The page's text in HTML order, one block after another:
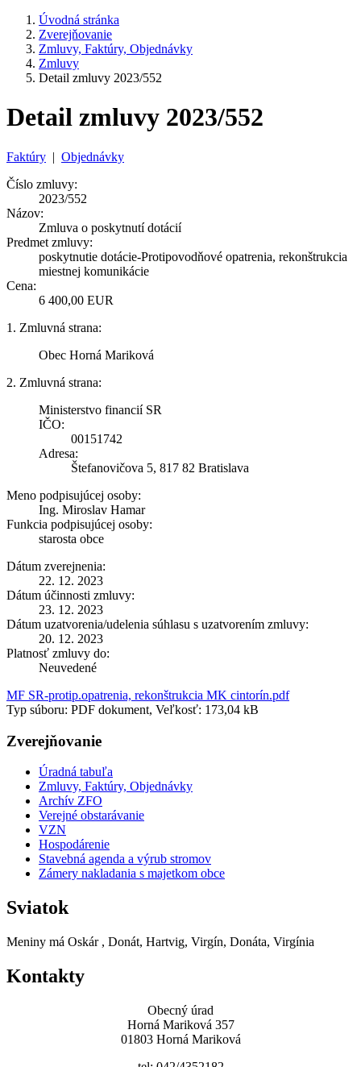
Úvodná stránka
Zverejňovanie
Zmluvy, Faktúry, Objednávky
Zmluvy
Detail zmluvy 2023/552
Detail zmluvy 2023/552
Faktúry | Objednávky
Číslo zmluvy:
2023/552
Názov:
Zmluva o poskytnutí dotácií
Predmet zmluvy:
poskytnutie dotácie-Protipovodňové opatrenia, rekonštrukcia
miestnej komunikácie
Cena:
6 400,00 EUR
1. Zmluvná strana:
Obec Horná Mariková
2. Zmluvná strana:
Ministerstvo financií SR
IČO:
00151742
Adresa:
Štefanovičova 5, 817 82 Bratislava
Meno podpisujúcej osoby:
Ing. Miroslav Hamar
Funkcia podpisujúcej osoby:
starosta obce
Dátum zverejnenia:
22. 12. 2023
Dátum účinnosti zmluvy:
23. 12. 2023
Dátum uzatvorenia/udelenia súhlasu s uzatvorením zmluvy:
20. 12. 2023
Platnosť zmluvy do:
Neuvedené
MF SR-protip.opatrenia, rekonštrukcia MK cintorín.pdf
Typ súboru: PDF dokument, Veľkosť: 173,04 kB
Zverejňovanie
Úradná tabuľa
Zmluvy, Faktúry, Objednávky
Archív ZFO
Verejné obstarávanie
VZN
Hospodárenie
Stavebná agenda a výrub stromov
Zámery nakladania s majetkom obce
Sviatok
Meniny má Oskár , Donát, Hartvig, Virgín, Donáta, Virgínia
Kontakty
Obecný úrad
Horná Mariková 357
01803 Horná Mariková